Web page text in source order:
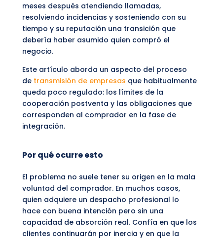
meses después atendiendo llamadas,
resolviendo incidencias y sosteniendo con su
tiempo y su reputación una transición que
debería haber asumido quien compró el
negocio.
Este artículo aborda un aspecto del proceso
de transmisión de empresas que habitualmente
queda poco regulado: los límites de la
cooperación postventa y las obligaciones que
corresponden al comprador en la fase de
integración.
Por qué ocurre esto
El problema no suele tener su origen en la mala
voluntad del comprador. En muchos casos,
quien adquiere un despacho profesional lo
hace con buena intención pero sin una
capacidad de absorción real. Confía en que los
clientes continuarán por inercia y en que la